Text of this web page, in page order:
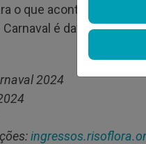
o que acontece de
é da Curitiba
2024